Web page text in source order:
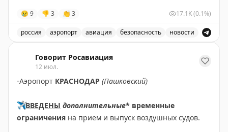
✈️ Говорит Росавиация|МАХ
😢 9 👎 3 👏 3 17.1K(0.1%)
россия аэропорт авиация безопасность новости
Говорит Росавиация
12 июл.
▫️Аэропорт КРАСНОДАР (Пашковский)
✈️ВВЕДЕНЫ дополнительные* временные
ограничения на прием и выпуск воздушных судов.